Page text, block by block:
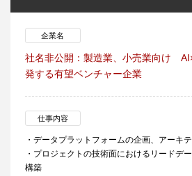
企業名
社名非公開：製造業、小売業向け
発する有望ベンチャー企業
仕事内容
・データプラットフォームの企画、アーキ
・プロジェクトの技術面におけるリードデ
構築